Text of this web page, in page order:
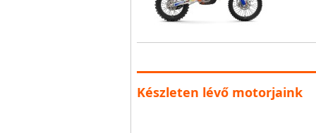
Készleten lévő motorjaink